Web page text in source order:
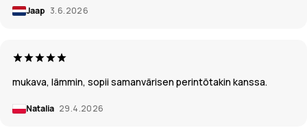
Jaap 3.6.2026
mukava, lämmin, sopii samanvärisen perintötakin kanssa.
Natalia 29.4.2026